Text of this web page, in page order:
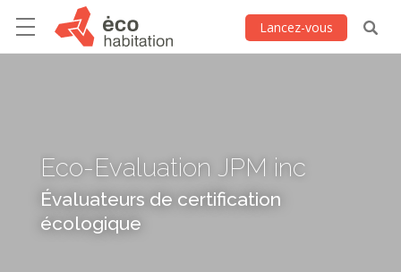
Lancez-vous
Eco-Evaluation JPM inc
Évaluateurs de certification
écologique